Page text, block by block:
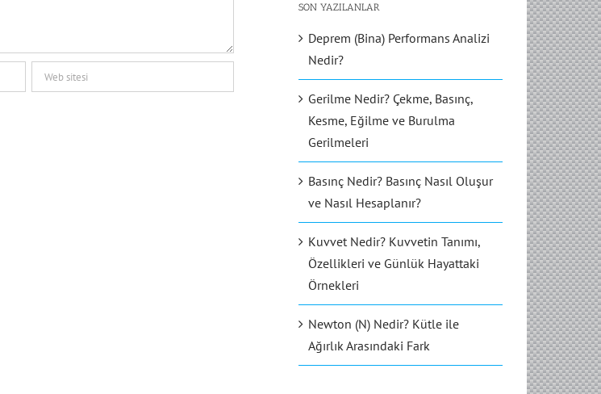
SON YAZILANLAR
Deprem (Bina) Performans Analizi
Nedir?
Gerilme Nedir? Çekme, Basınç,
Kesme, Eğilme ve Burulma
Gerilmeleri
Basınç Nedir? Basınç Nasıl Oluşur
ve Nasıl Hesaplanır?
Kuvvet Nedir? Kuvvetin Tanımı,
Özellikleri ve Günlük Hayattaki
Örnekleri
Newton (N) Nedir? Kütle ile
Ağırlık Arasındaki Fark